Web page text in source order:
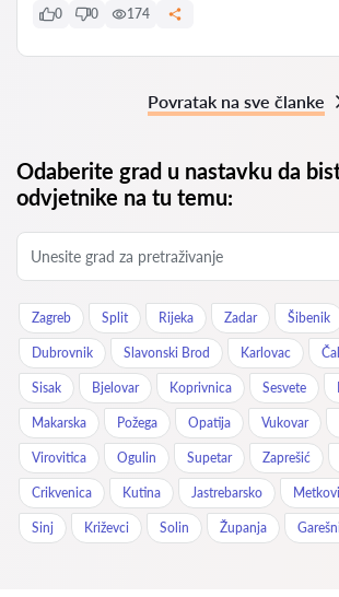
0 0 174
Povratak na sve članke
Odaberite grad u nastavku da
odvjetnike na tu temu:
Zagreb Split Rijeka Zadar Šibenik
Dubrovnik Slavonski Brod Karlovac
Sisak Bjelovar Koprivnica Sesvete
Makarska Požega Opatija Vukovar
Virovitica Ogulin Supetar Zaprešić
Crikvenica Kutina Jastrebarsko
Sinj Križevci Solin Županja